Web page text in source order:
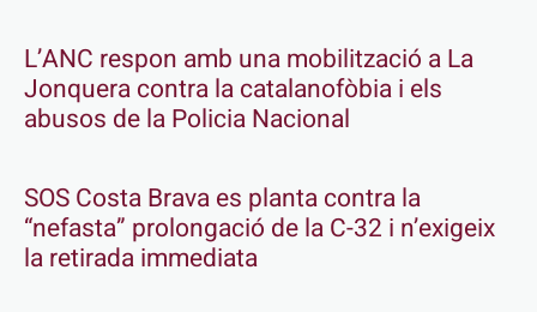
L’ANC respon amb una mobilització a La
Jonquera contra la catalanofòbia i els
abusos de la Policia Nacional
SOS Costa Brava es planta contra la
“nefasta” prolongació de la C-32 i n’exigeix
la retirada immediata